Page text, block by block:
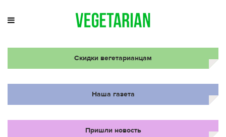
Скидки вегетарианцам
Наша газета
Пришли новость